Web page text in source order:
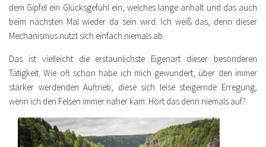
dem Gipfel ein Glücksgefühl ein, welches lange anhält und das auch
beim nächsten Mal wieder da sein wird. Ich weiß das, denn dieser
Mechanismus nutzt sich einfach niemals ab.
Das ist vielleicht die erstaunlichste Eigenart dieser besonderen
Tätigkeit. Wie oft schon habe ich mich gewundert, über den immer
stärker werdenden Auftrieb, diese sich leise steigernde Erregung,
wenn ich den Felsen immer näher kam. Hört das denn niemals auf?